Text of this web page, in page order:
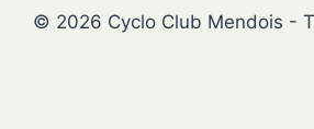
© 2026 Cyclo Club Mendois -